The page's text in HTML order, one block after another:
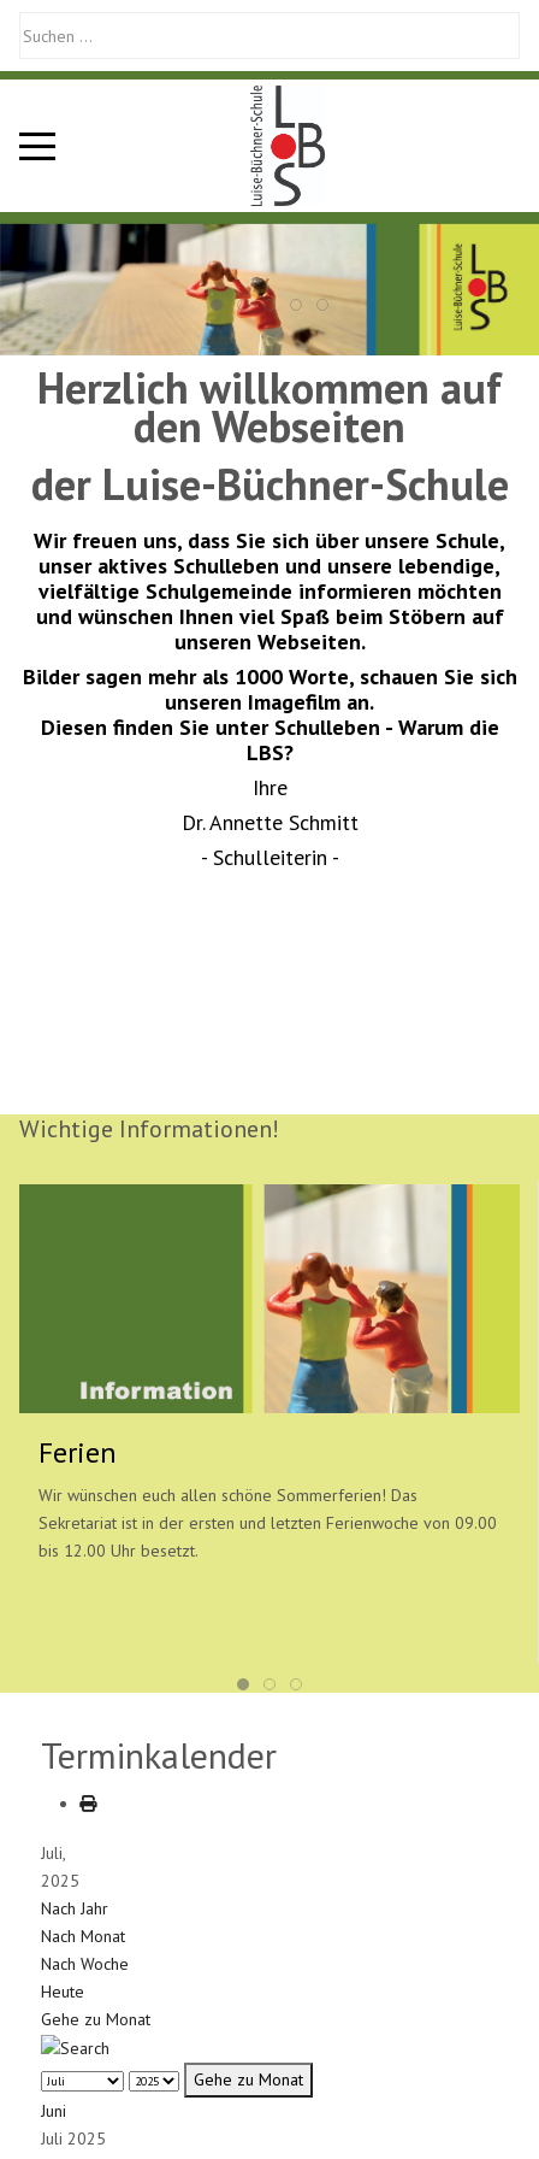
Mobile Menu Toggle
Herzlich willkommen auf
den Webseiten
der Luise-Büchner-Schule
Wir freuen uns, dass Sie sich über unsere Schule,
unser aktives Schulleben und unsere lebendige,
vielfältige Schulgemeinde informieren möchten
und wünschen Ihnen viel Spaß beim Stöbern auf
unseren Webseiten.
Bilder sagen mehr als 1000 Worte, schauen Sie sich
unseren Imagefilm an.
Diesen finden Sie unter Schulleben - Warum die
LBS?
Ihre
Dr. Annette Schmitt
- Schulleiterin -
Wichtige Informationen!
Ferien
Wir wünschen euch allen schöne Sommerferien! Das
Sekretariat ist in der ersten und letzten Ferienwoche von 09.00
bis 12.00 Uhr besetzt.
Terminkalender
Juli,
2025
Nach Jahr
Nach Monat
Nach Woche
Heute
Gehe zu Monat
Gehe zu Monat
Juni
Juli 2025